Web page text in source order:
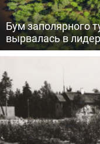
Бум заполярного
вырвалась в